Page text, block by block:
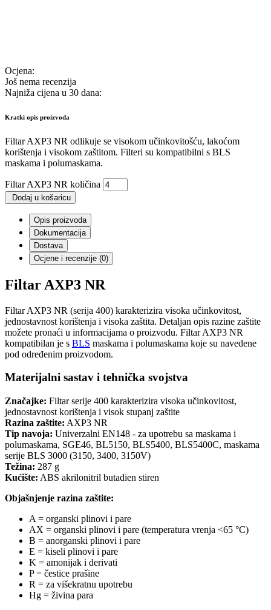
Ocjena:
Još nema recenzija
Najniža cijena u 30 dana:
Kratki opis proizvoda
Filtar AXP3 NR odlikuje se visokom učinkovitošću, lakoćom
korištenja i visokom zaštitom. Filteri su kompatibilni s BLS
maskama i polumaskama.
Filtar AXP3 NR količina
Dodaj u košaricu
Opis proizvoda
Dokumentacija
Dostava
Ocjene i recenzije (0)
Filtar AXP3 NR
Filtar AXP3 NR (serija 400) karakterizira visoka učinkovitost,
jednostavnost korištenja i visoka zaštita. Detaljan opis razine zaštite
možete pronaći u informacijama o proizvodu. Filtar AXP3 NR
kompatibilan je s BLS maskama i polumaskama koje su navedene
pod određenim proizvodom.
Materijalni sastav i tehnička svojstva
Značajke: Filtar serije 400 karakterizira visoka učinkovitost,
jednostavnost korištenja i visok stupanj zaštite
Razina zaštite: AXP3 NR
Tip navoja: Univerzalni EN148 - za upotrebu sa maskama i
polumaskama, SGE46, BL5150, BLS5400, BLS5400C, maskama
serije BLS 3000 (3150, 3400, 3150V)
Težina: 287 g
Kućište: ABS akrilonitril butadien stiren
Objašnjenje razina zaštite:
A = organski plinovi i pare
AX = organski plinovi i pare (temperatura vrenja <65 °C)
B = anorganski plinovi i pare
E = kiseli plinovi i pare
K = amonijak i derivati
P = čestice prašine
R = za višekratnu upotrebu
Hg = živina para